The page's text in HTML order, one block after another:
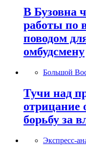
В Бузовна
работы по
поводом
омбудсмену
Большой
Тучи над
отрицание
борьбу за
Экспресс-